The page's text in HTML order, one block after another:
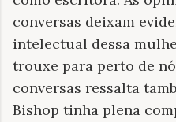
conversas deixam
intelectual dessa
trouxe para perto de
conversas ressalta
Bishop tinha plena